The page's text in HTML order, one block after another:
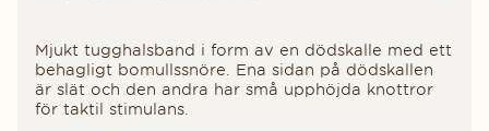
Mjukt tugghalsband i form av en dödskalle med ett
behagligt bomullssnöre. Ena sidan på dödskallen
är slät och den andra har små upphöjda knottror
för taktil stimulans.